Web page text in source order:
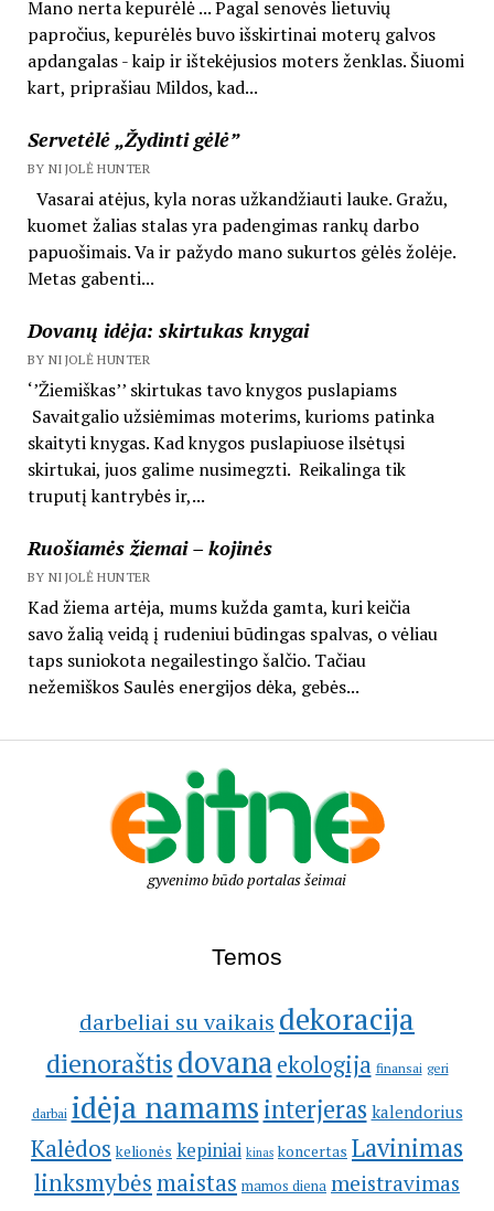
Mano nerta kepurėlė ... Pagal senovės lietuvių
papročius, kepurėlės buvo išskirtinai moterų galvos
apdangalas - kaip ir ištekėjusios moters ženklas. Šiuomi
kart, priprašiau Mildos, kad...
Servetėlė „Žydinti gėlė”
BY NIJOLĖ HUNTER
Vasarai atėjus, kyla noras užkandžiauti lauke. Gražu,
kuomet žalias stalas yra padengimas rankų darbo
papuošimais. Va ir pažydo mano sukurtos gėlės žolėje.
Metas gabenti...
Dovanų idėja: skirtukas knygai
BY NIJOLĖ HUNTER
‘’Žiemiškas’’ skirtukas tavo knygos puslapiams
Savaitgalio užsiėmimas moterims, kurioms patinka
skaityti knygas. Kad knygos puslapiuose ilsėtųsi
skirtukai, juos galime nusimegzti. Reikalinga tik
truputį kantrybės ir,...
Ruošiamės žiemai – kojinės
BY NIJOLĖ HUNTER
Kad žiema artėja, mums kužda gamta, kuri keičia
savo žalią veidą į rudeniui būdingas spalvas, o vėliau
taps suniokota negailestingo šalčio. Tačiau
nežemiškos Saulės energijos dėka, gebės...
gyvenimo būdo portalas šeimai
Temos
darbeliai su vaikais dekoracija
dienoraštisdovana ekologija finansai geri
darbai idėja namams interjeras kalendorius
Kalėdos kelionės kepiniai kinas koncertas Lavinimas
linksmybėsmaistas mamos diena meistravimas